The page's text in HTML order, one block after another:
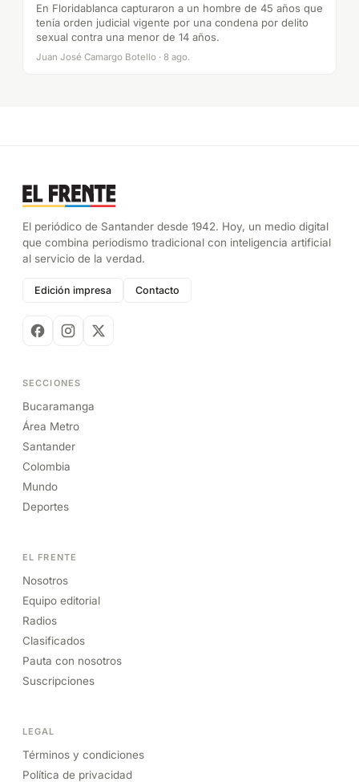
En Floridablanca capturaron a un hombre de 45 años que
tenía orden judicial vigente por una condena por delito
sexual contra una menor de 14 años.
Juan José Camargo Botello · 8 ago.
El periódico de Santander desde 1942. Hoy, un medio digital
que combina periodismo tradicional con inteligencia artificial
al servicio de la verdad.
Edición impresa Contacto
SECCIONES
Bucaramanga
Área Metro
Santander
Colombia
Mundo
Deportes
EL FRENTE
Nosotros
Equipo editorial
Radios
Clasificados
Pauta con nosotros
Suscripciones
LEGAL
Términos y condiciones
Política de privacidad